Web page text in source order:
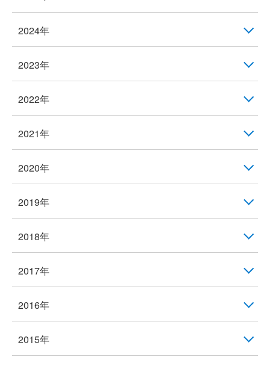
2024年
2023年
2022年
2021年
2020年
2019年
2018年
2017年
2016年
2015年